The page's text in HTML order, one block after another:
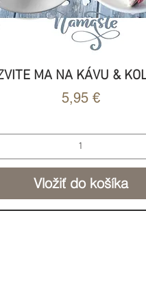
Rýchle zobrazenie
MA NA KÁVU &
Cena
5,95 €
Vložiť do košíka